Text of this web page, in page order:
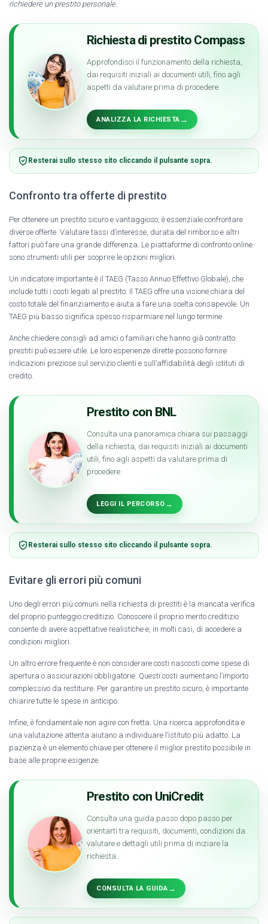
richiedere un prestito personale.
Richiesta di prestito Compass
Approfondisci il funzionamento della richiesta,
dai requisiti iniziali ai documenti utili, fino agli
aspetti da valutare prima di procedere.
ANALIZZA LA RICHIESTA →
Resterai sullo stesso sito cliccando il pulsante sopra.
Confronto tra offerte di prestito
Per ottenere un prestito sicuro e vantaggioso, è essenziale confrontare
diverse offerte. Valutare tassi d’interesse, durata del rimborso e altri
fattori può fare una grande differenza. Le piattaforme di confronto online
sono strumenti utili per scoprire le opzioni migliori.
Un indicatore importante è il TAEG (Tasso Annuo Effettivo Globale), che
include tutti i costi legati al prestito. Il TAEG offre una visione chiara del
costo totale del finanziamento e aiuta a fare una scelta consapevole. Un
TAEG più basso significa spesso risparmiare nel lungo termine.
Anche chiedere consigli ad amici o familiari che hanno già contratto
prestiti può essere utile. Le loro esperienze dirette possono fornire
indicazioni preziose sul servizio clienti e sull’affidabilità degli istituti di
credito.
Prestito con BNL
Consulta una panoramica chiara sui passaggi
della richiesta, dai requisiti iniziali ai documenti
utili, fino agli aspetti da valutare prima di
procedere.
LEGGI IL PERCORSO →
Resterai sullo stesso sito cliccando il pulsante sopra.
Evitare gli errori più comuni
Uno degli errori più comuni nella richiesta di prestiti è la mancata verifica
del proprio punteggio creditizio. Conoscere il proprio merito creditizio
consente di avere aspettative realistiche e, in molti casi, di accedere a
condizioni migliori.
Un altro errore frequente è non considerare costi nascosti come spese di
apertura o assicurazioni obbligatorie. Questi costi aumentano l’importo
complessivo da restituire. Per garantire un prestito sicuro, è importante
chiarire tutte le spese in anticipo.
Infine, è fondamentale non agire con fretta. Una ricerca approfondita e
una valutazione attenta aiutano a individuare l’istituto più adatto. La
pazienza è un elemento chiave per ottenere il miglior prestito possibile in
base alle proprie esigenze.
Prestito con UniCredit
Consulta una guida passo dopo passo per
orientarti tra requisiti, documenti, condizioni da
valutare e dettagli utili prima di iniziare la
richiesta.
CONSULTA LA GUIDA →